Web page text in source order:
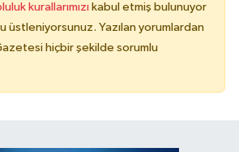
kurallarımızı kabul etmiş bulunuyor
üstleniyorsunuz. Yazılan yorumlardan
Gazetesi hiçbir şekilde sorumlu